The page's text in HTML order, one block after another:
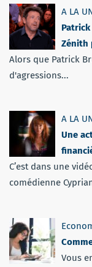
A LA
Zénith
Alors que Patrick
d'agressions...
A LA
Une
C’est dans une
comédienne
Vous